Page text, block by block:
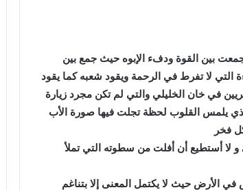
جمعت بين القوة ودفء الإبوه حيث جمع بين
التي لا تفرط في الرحمة ويقود شعبه كما يقود
في خان الخليلي والتي لم تكن مجرد زيارة
يلمس القلوب لحظة تجلت فيها صورة الأب
فخر
لا أستطيع أن أفلت من سطوته التي تملأ
الأرض حيث لا يكتمل المعنى إلا بتناغم